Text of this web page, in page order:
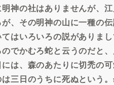
神の社はありませんが、
、その明神の山に一種の
はいろいろの説がありま
でかむろ蛇と云うのだと
は、森のあたりに切禿の
は三日のうちに死ぬという